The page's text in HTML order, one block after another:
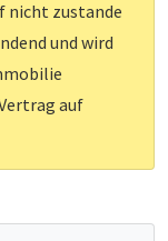
nicht zustande
und wird
auf